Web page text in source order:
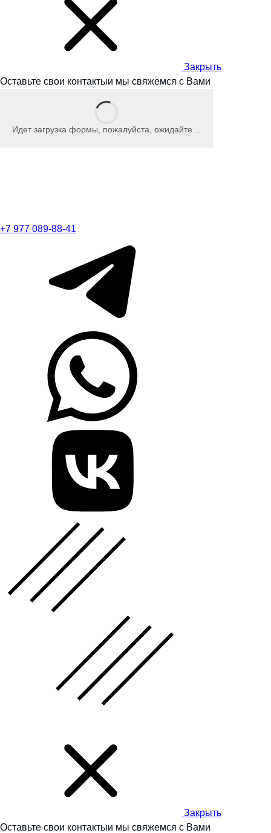
Закрыть
Оставьте свои контактыи мы свяжемся с Вами
Идет загрузка формы, пожалуйста, ожидайте…
+7 977 089-88-41
Закрыть
Оставьте свои контактыи мы свяжемся с Вами